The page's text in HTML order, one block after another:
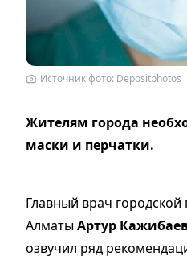
Источник фото: Depositphotos
Жителям города
маски и перчатки.
Главный врач
АлматыАртур
озвучил ряд